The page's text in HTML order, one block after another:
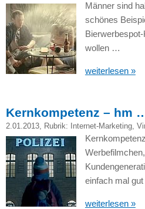
Männer sind
schönes
wollen …
weiterlesen »
Kernkompetenz – hm
2.01.2013, Rubrik: Internet-Marketing,
einfach mal
weiterlesen »